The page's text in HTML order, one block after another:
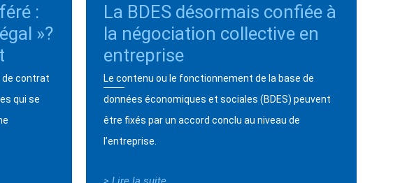
:
»?
de contrat
qui se
La BDES désormais confiée à
la négociation collective en
entreprise
Le contenu ou le fonctionnement de la base de
données économiques et sociales (BDES) peuvent
être fixés par un accord conclu au niveau de
l’entreprise.